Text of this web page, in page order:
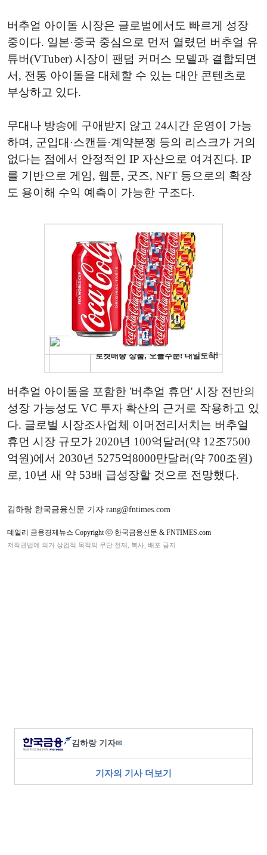
버추얼 아이돌 시장은 글로벌에서도 빠르게 성장
중이다. 일본·중국 중심으로 먼저 열렸던 버추얼 유
튜버(VTuber) 시장이 팬덤 커머스 모델과 결합되면
서, 전통 아이돌을 대체할 수 있는 대안 콘텐츠로
부상하고 있다.
무대나 방송에 구애받지 않고 24시간 운영이 가능
하며, 군입대·스캔들·계약분쟁 등의 리스크가 거의
없다는 점에서 안정적인 IP 자산으로 여겨진다. IP
를 기반으로 게임, 웹툰, 굿즈, NFT 등으로의 확장
도 용이해 수익 예측이 가능한 구조다.
버추얼 아이돌을 포함한 '버추얼 휴먼' 시장 전반의
성장 가능성도 VC 투자 확산의 근거로 작용하고 있
다. 글로벌 시장조사업체 이머전리서치는 버추얼
휴먼 시장 규모가 2020년 100억달러(약 12조7500
억원)에서 2030년 5275억8000만달러(약 700조원)
로, 10년 새 약 53배 급성장할 것으로 전망했다.
김하랑 한국금융신문 기자 rang@fntimes.com
데일리 금융경제뉴스 Copyright ⓒ 한국금융신문 & FNTIMES.com
저작권법에 의거 상업적 목적의 무단 전재, 복사, 배포 금지
김하랑 기자✉
기자의 기사 더보기